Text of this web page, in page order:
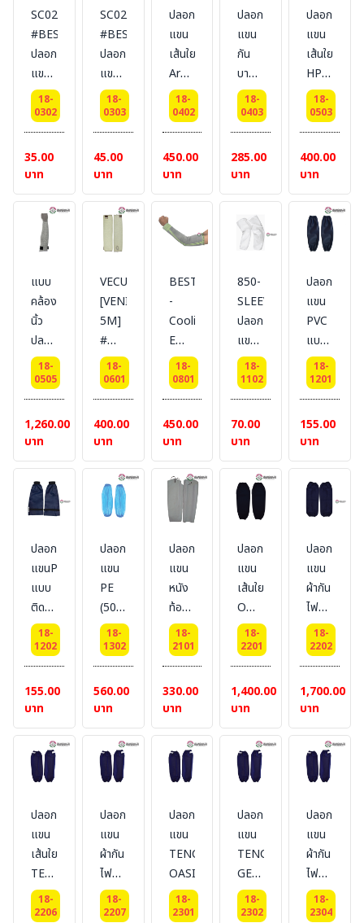
SC02
#BESTSAFE
ปลอก
แขน
ผ้าทอ
แบบ
หนา
ยาว
12
นิ้ว
18-
0302
35.00
บาท
SC02
#BESTSAFE
ปลอก
แขน
ผ้าทอ
แบบ
หนา
ยาว
16
นิ้ว
18-
0303
45.00
บาท
ปลอก
แขน
เส้นใย
Aramid
18
นิ้ว
Cut
3
แบบ
ขอบ
BESTSAFE
18-
0402
450.00
บาท
ปลอก
แขน
กัน
บาด
กัน
ความ
ร้อน
เส้นใย
Aramid
18
18-
0403
285.00
บาท
ปลอก
แขน
เส้นใย
HPPE
18
นิ้ว
Cut
5
แบบ
ขอบ
จั๊ม #
BESTSAFE
18-
0503
400.00
บาท
แบบ
คล้อง
นิ้ว
ปลอก
แขน
กัน
บาด
HPPE
Cut
3
ยี่ห้อ
MAPA
รุ่น
Arm
532
ยาว(18'')
แบบ
คล้อง
นิ้ว
18-
0505
1,260.00
บาท
VECUTCM1
[VENICUT
5M]
#
ปลอก
แขน
เส้นใย
TAEKI
18”
#DELTAPLUS
18-
0601
400.00
บาท
BESTSAFE
-
Cooling
E
Cut
ปลอก
แขน
ผ้า
เส้นใย
Adamas
ยาว
45cm
18-
0801
450.00
บาท
850-
SLEEVE
ปลอก
แขน
สำหรับ
ป้องกัน
สาร
เคมี
และ
ไฟฟ้า
สถิตย์
LAKELAND
:
Micromax
NS
18-
1102
70.00
บาท
ปลอก
แขน
PVC
แบบ
รัดหัว
ท้าย
#
BESTSAFE
18-
1201
155.00
บาท
ปลอก
แขนPVC
แบบ
ติด
เวลโก
รว์
เทป
#
BESTSAFE
18-
1202
155.00
บาท
ปลอก
แขน
PE
(50
Pairs
: 1
pack)
#
BESTSAFE
18-
1302
560.00
บาท
ปลอก
แขน
หนัง
ท้อง
แบบ
ผูก
เชือก
#
BESTSAFE
18-
2101
330.00
บาท
ปลอก
แขน
เส้นใย
Omniweave
Nomex
4.5
Oz.
รัดหัว
ท้าย
#
BESTSAFE
18-
2201
1,400.00
บาท
ปลอก
แขน
ผ้ากัน
ไฟ
ผ้า
-
Nomex
6.0
Oz.
รัดหัว
ท้าย
สี
#
BESTSAFE
18-
2202
1,700.00
บาท
ปลอก
แขน
เส้นใย
TENCASAFE
7.0
Oz.
18-
2206
ปลอก
แขน
ผ้ากัน
ไฟ
กัน
ไฟฟ้า
18-
2207
ปลอก
แขน
TENCATE
OASIS
18-
2301
ปลอก
แขน
TENCATE
GEMINI
Gemini
XTL,
18-
2302
ปลอก
แขน
ผ้ากัน
ไฟ
กัน
ไฟฟ้า
18-
2304